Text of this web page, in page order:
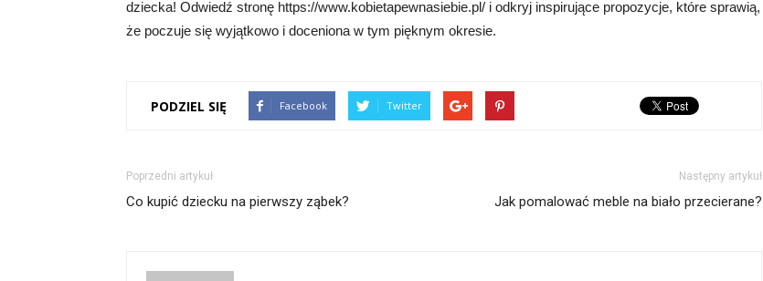
dziecka! Odwiedź stronę https://www.kobietapewnasiebie.pl/ i odkryj inspirujące propozycje, które sprawią,
że poczuje się wyjątkowo i doceniona w tym pięknym okresie.
PODZIEL SIĘ Facebook Twitter
Poprzedni artykuł
Co kupić dziecku na pierwszy ząbek?
Następny artykuł
Jak pomalować meble na biało przecierane?